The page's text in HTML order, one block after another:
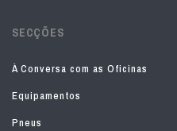
SECÇÕES
À Conversa com as Oficinas
Equipamentos
Pneus